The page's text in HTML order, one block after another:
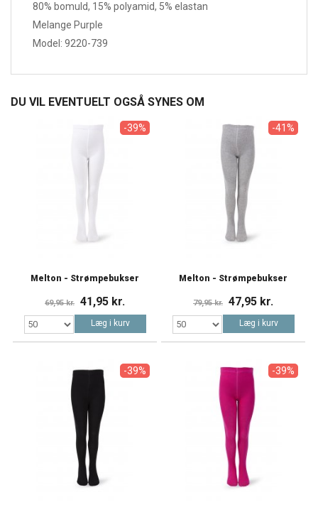
80% bomuld, 15% polyamid, 5% elastan
Melange Purple
Model: 9220-739
DU VIL EVENTUELT OGSÅ SYNES OM
-39%
Melton - Strømpebukser
69,95 kr. 41,95 kr.
Læg i kurv
-41%
Melton - Strømpebukser
79,95 kr. 47,95 kr.
Læg i kurv
-39% -39%